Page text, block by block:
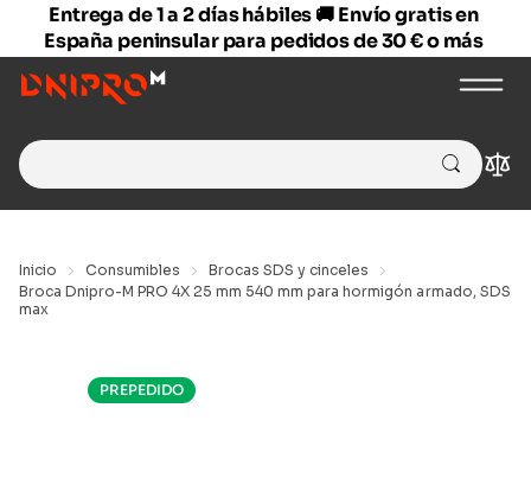
Entrega de 1 a 2 días hábiles 🚚 Envío gratis en
España peninsular para pedidos de 30 € o más
Search
for:
Inicio Consumibles
Brocas SDS y cinceles
Broca Dnipro-M PRO 4X 25 mm 540 mm para hormigón armado, SDS
max
PREPEDIDO